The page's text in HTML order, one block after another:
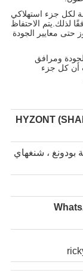
لكل جزء استهلاكي
لذلك.يتم الاحتفاظ
حتى معايير الجودة
ومرافق
أن كل جزء
HYZONT
، منطقة بودونغ ، شنغهاي